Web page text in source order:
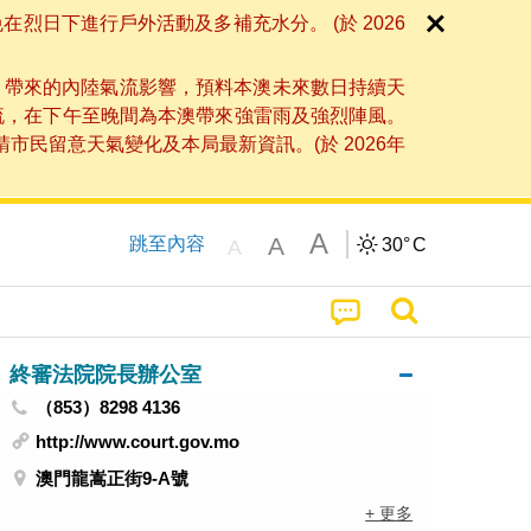
烈日下進行戶外活動及多補充水分。 (於 2026
來的內陸氣流影響，預料本澳未來數日持續天
在下午至晚間為本澳帶來強雷雨及強烈陣風。
民留意天氣變化及本局最新資訊。(於 2026年
跳至內容 A A A 30°C
終審法院院長辦公室
（853）8298 4136
http://www.court.gov.mo
澳門龍嵩正街9-A號
+ 更多